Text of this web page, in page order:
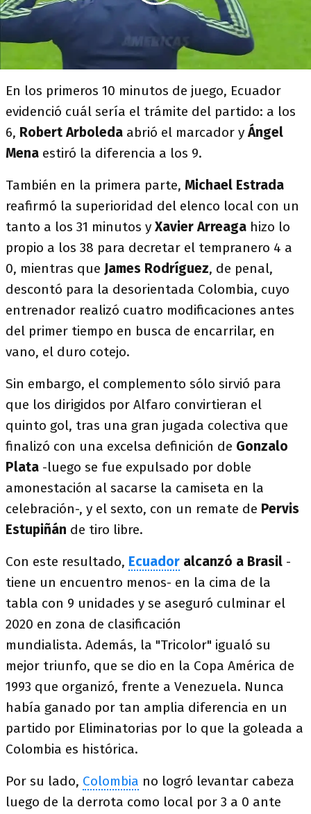
En los primeros 10 minutos de juego, Ecuador
evidenció cuál sería el trámite del partido: a los
6, Robert Arboleda abrió el marcador yÁngel
Mena estiró la diferencia a los 9.
También en la primera parte, Michael Estrada
reafirmó la superioridad del elenco local con un
tanto a los 31 minutos y Xavier Arreaga hizo lo
propio a los 38 para decretar el tempranero 4 a
0, mientras que James Rodríguez, de penal,
descontó para la desorientada Colombia, cuyo
entrenador realizó cuatro modificaciones antes
del primer tiempo en busca de encarrilar, en
vano, el duro cotejo.
Sin embargo, el complemento sólo sirvió para
que los dirigidos por Alfaro convirtieran el
quinto gol, tras una gran jugada colectiva que
finalizó con una excelsa definición de Gonzalo
Plata -luego se fue expulsado por doble
amonestación al sacarse la camiseta en la
celebración-, y el sexto, con un remate de Pervis
Estupiñán de tiro libre.
Con este resultado, Ecuador alcanzó a Brasil -
tiene un encuentro menos- en la cima de la
tabla con 9 unidades y se aseguró culminar el
2020 en zona de clasificación
mundialista. Además, la "Tricolor" igualó su
mejor triunfo, que se dio en la Copa América de
1993 que organizó, frente a Venezuela. Nunca
había ganado por tan amplia diferencia en un
partido por Eliminatorias por lo que la goleada a
Colombia es histórica.
Por su lado, Colombia no logró levantar cabeza
luego de la derrota como local por 3 a 0 ante